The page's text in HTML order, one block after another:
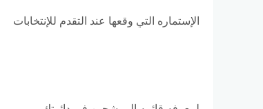
الإستماره التي وقعها عند التقدم للإنتخابات